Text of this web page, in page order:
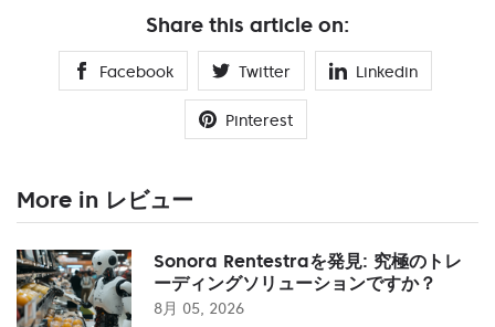
Share this article on:
Facebook Twitter Linkedin
Pinterest
More in レビュー
Sonora Rentestraを発見: 究極のトレ
ーディングソリューションですか？
8月 05, 2026